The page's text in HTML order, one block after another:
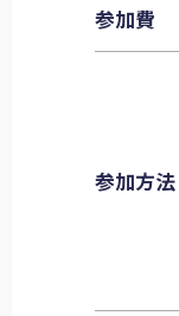
参加費
参加方法